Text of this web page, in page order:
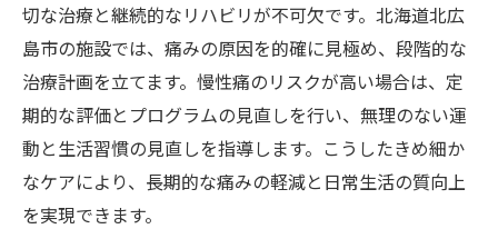
切な治療と継続的なリハビリが不可欠です。北海道北広
島市の施設では、痛みの原因を的確に見極め、段階的な
治療計画を立てます。慢性痛のリスクが高い場合は、定
期的な評価とプログラムの見直しを行い、無理のない運
動と生活習慣の見直しを指導します。こうしたきめ細か
なケアにより、長期的な痛みの軽減と日常生活の質向上
を実現できます。